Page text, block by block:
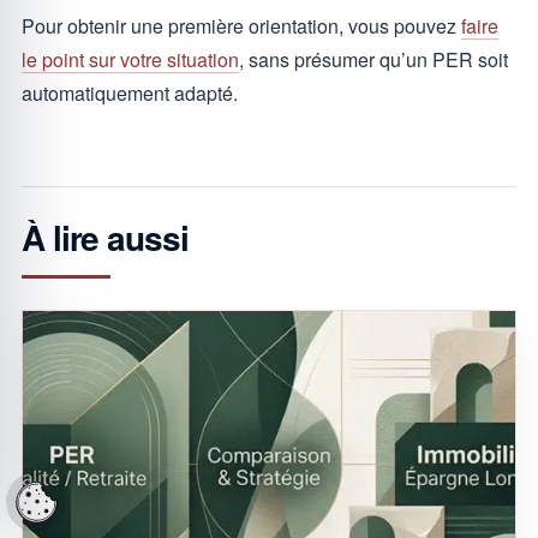
Pour obtenir une première orientation, vous pouvez faire
le point sur votre situation, sans présumer qu’un PER soit
automatiquement adapté.
À lire aussi
Réglages cookies